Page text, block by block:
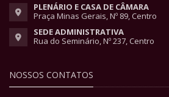
PLENÁRIO E CASA DE CÂMARA
Praça Minas Gerais, Nº 89, Centro
SEDE ADMINISTRATIVA
Rua do Seminário, Nº 237, Centro
NOSSOS CONTATOS